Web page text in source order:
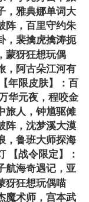
，雅典娜单词大
阵，百里守约朱
，裴擒虎擒涛扼
蒙犽狂想玩偶
，阿古朵江河有
年限皮肤】：百
华元夜，程咬金
旅人，钟馗驱傩
阵，沈梦溪大漠
，鲁班大师探海
【战令限定】：
航海奇遇记，亚
犽狂想玩偶喵
魔术师，宫本武